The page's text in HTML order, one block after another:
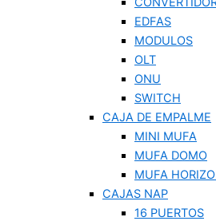
EDFAS
MODULOS
OLT
ONU
SWITCH
CAJA DE EMPALME
MINI MUFA
MUFA DOMO
MUFA
CAJAS NAP
16 PUERTOS